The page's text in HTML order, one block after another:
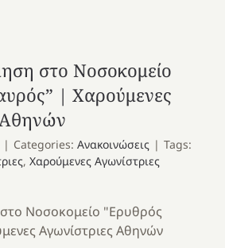
στο Νοσοκομείο
| Χαρούμενες
Αθηνών
| Categories: Ανακοινώσεις | Tags:
, Χαρούμενες Αγωνίστριες
Νοσοκομείο "Ερυθρός
Αγωνίστριες Αθηνών